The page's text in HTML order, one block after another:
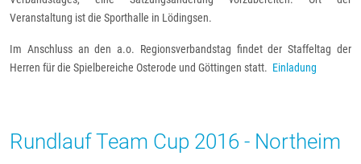
Veranstaltung ist die Sporthalle in Lödingsen.
Im Anschluss an den a.o. Regionsverbandstag findet der Staffeltag der
Herren für die Spielbereiche Osterode und Göttingen statt. Einladung
Rundlauf Team Cup 2016 - Northeim